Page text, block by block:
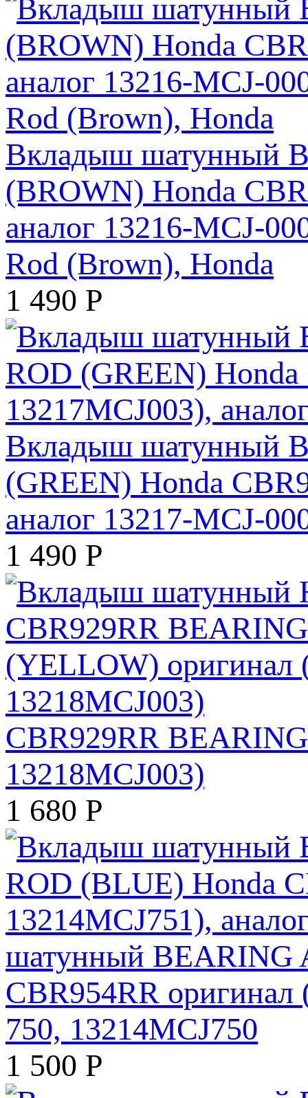
Вкладыш шатунный
(BROWN) Honda
аналог 13216-MCJ-
Rod (Brown), Honda
1 490 Р
Вкладыш шатунный
(GREEN) Honda
аналог 13217-MCJ-
1 490 Р
CBR929RR
13218MCJ003)
1 680 Р
шатунный BEARING
CBR954RR оригинал
750, 13214MCJ750
1 500 Р